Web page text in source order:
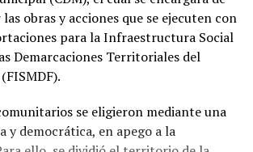
obras y acciones que se ejecuten con
para la Infraestructura Social
Demarcaciones Territoriales del
se eligieron mediante una
y democrática, en apego a la